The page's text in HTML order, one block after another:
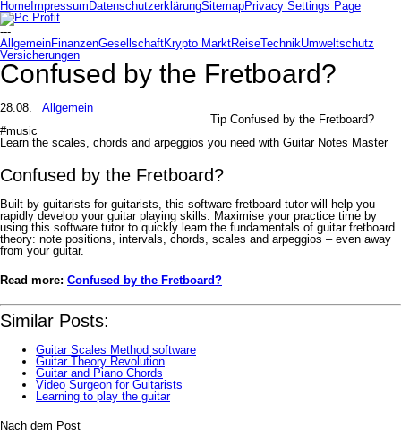
Home Impressum DatenschutzerklärungSitemapPrivacy Settings Page
---
AllgemeinFinanzenGesellschaftKrypto MarktReiseTechnikUmweltschutz
Versicherungen
Confused by the Fretboard?
28.08.
Allgemein
Tip Confused by the Fretboard?
#music
Learn the scales, chords and arpeggios you need with Guitar Notes Master
Confused by the Fretboard?
Built by guitarists for guitarists, this software fretboard tutor will help you
rapidly develop your guitar playing skills. Maximise your practice time by
using this software tutor to quickly learn the fundamentals of guitar fretboard
theory: note positions, intervals, chords, scales and arpeggios – even away
from your guitar.
Read more: Confused by the Fretboard?
Similar Posts:
Guitar Scales Method software
Guitar Theory Revolution
Guitar and Piano Chords
Video Surgeon for Guitarists
Learning to play the guitar
Nach dem Post